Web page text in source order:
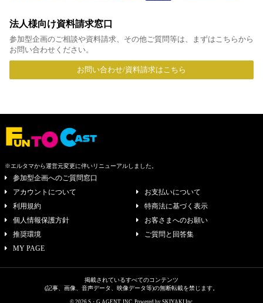
法人様向け資料請求窓口
参加型企画のご相談や資料請求、その他ご質問等は、まずはこちらから
お問い合わせください。
お問い合わせ/資料請求はこちら
※エルタマから運営元変更に伴いリニューアルしました。
参加型企画へのご質問窓口
アカウントについて
お支払いについて
利用規約
特商法に基づく表示
個人情報保護方針
お客さまへのお願い
推奨環境
ご質問と回答集
MY PAGE
掲載されているすべてのコンテンツ
(記事、画像、音声データ、映像データ等)の無断転載を禁じます。
© 2026 S・G AGENT, INC. Powered by SKIYAKI Inc.